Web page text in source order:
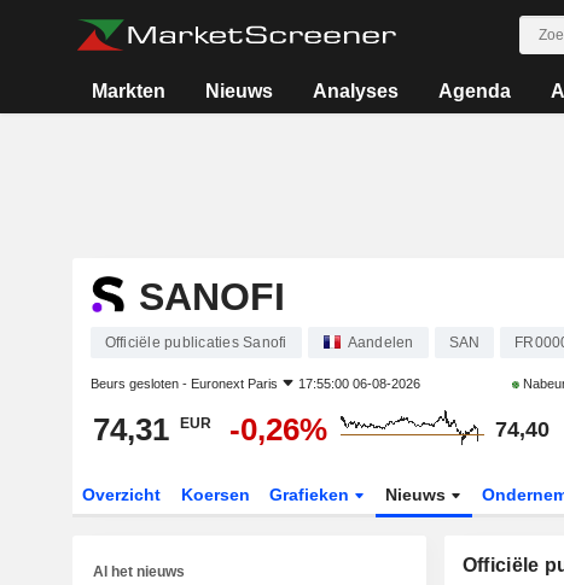
Markten Nieuws Analyses Agenda
SANOFI
Officiële publicaties Sanofi Aandelen SAN
Beurs gesloten - Euronext Paris 17:55:00 06-08-2026
74,31 EUR -0,26% 74,40
Overzicht Koersen Grafieken Nieuws
Officiële
Al het nieuws